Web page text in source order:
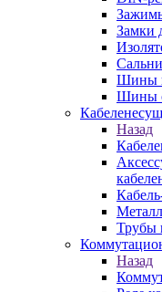
Замки
Шины
Шины
Назад
Трубы
Назад